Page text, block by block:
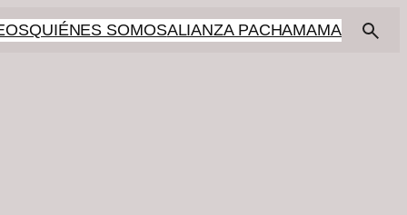
QUIÉNES SOMOSALIANZA PACHAMAMA